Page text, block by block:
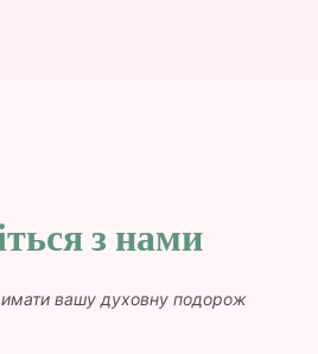
з нами
вашу духовну подорож